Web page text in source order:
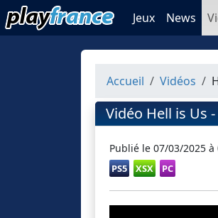
Jeux News
Accueil Vidéos
Vidéo Hell is Us
Publié le 07/03/2025 à
PS5 XSX PC